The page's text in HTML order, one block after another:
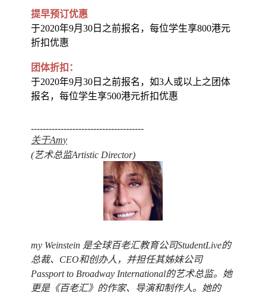
提早预订优惠
于2020年9月30日之前报名，每位学生享800港元
折扣优惠
团体折扣：
于2020年9月30日之前报名，如3人或以上之团体
报名，每位学生享500港元折扣优惠
--------------------------------------
关于Amy
(艺术总监Artistic Director)
my Weinstein 是全球百老汇教育公司StudentLive的
总裁、CEO和创办人，并担任其姊妹公司
Passport to Broadway International的艺术总监。她
更是《百老汇》的作家、导演和制作人。她的